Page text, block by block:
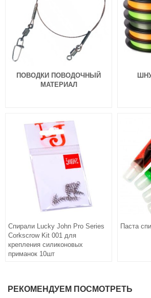
ПОВОДКИ ПОВОДОЧНЫЙ
МАТЕРИАЛ
Спирали Lucky John Pro Series
Corkscrow Kit 001 для
крепления силиконовых
приманок 10шт
Паста
РЕКОМЕНДУЕМ ПОСМОТРЕТЬ